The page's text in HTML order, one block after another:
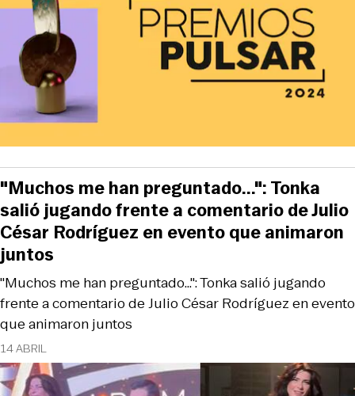
14 ABRIL
"Muchos me han preguntado...": Tonka salió jugando
frente a comentario de Julio César Rodríguez en evento
que animaron juntos
"Muchos me han preguntado...": Tonka
salió jugando frente a comentario de Julio
César Rodríguez en evento que animaron
juntos